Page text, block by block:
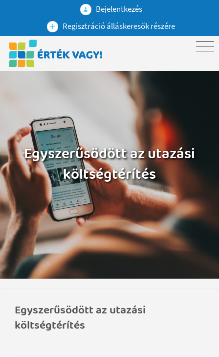
Bejelentkezés
Regisztráció álláskeresők részére
Egyszerűsödött az utazási
költségtérítés
Egyszerűsödött az utazási
költségtérítés